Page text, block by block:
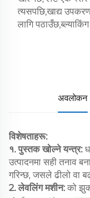
त्यसपछि,खाद्य
लागि पठाउँछ,ब्ल्याकिंग
अवलोकन
विशेषताहरू:
१. पुस्तक खोल्ने यन्त्र:
उत्पादनमा सही तनाव
गरिन्छ, जसले ढीलो वा
2. लेवलिंग मशीन: को